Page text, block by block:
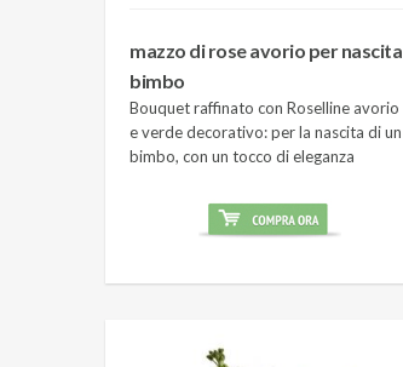
mazzo di rose avorio per nascita
bimbo
Bouquet raffinato con Roselline avorio
e verde decorativo: per la nascita di un
bimbo, con un tocco di eleganza